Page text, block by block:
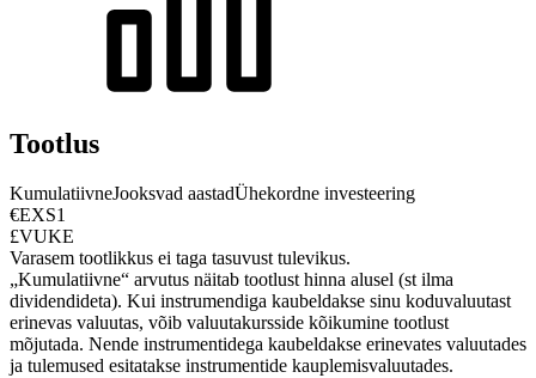
Tootlus
KumulatiivneJooksvad aastadÜhekordne investeering
€EXS1
£VUKE
Varasem tootlikkus ei taga tasuvust tulevikus.
„Kumulatiivne“ arvutus näitab tootlust hinna alusel (st ilma
dividendideta). Kui instrumendiga kaubeldakse sinu koduvaluutast
erinevas valuutas, võib valuutakursside kõikumine tootlust
mõjutada. Nende instrumentidega kaubeldakse erinevates valuutades
ja tulemused esitatakse instrumentide kauplemisvaluutades.